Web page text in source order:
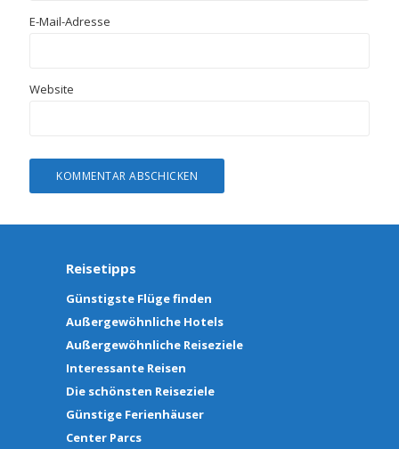
E-Mail-Adresse
Website
Reisetipps
Günstigste Flüge finden
Außergewöhnliche Hotels
Außergewöhnliche Reiseziele
Interessante Reisen
Die schönsten Reiseziele
Günstige Ferienhäuser
Center Parcs